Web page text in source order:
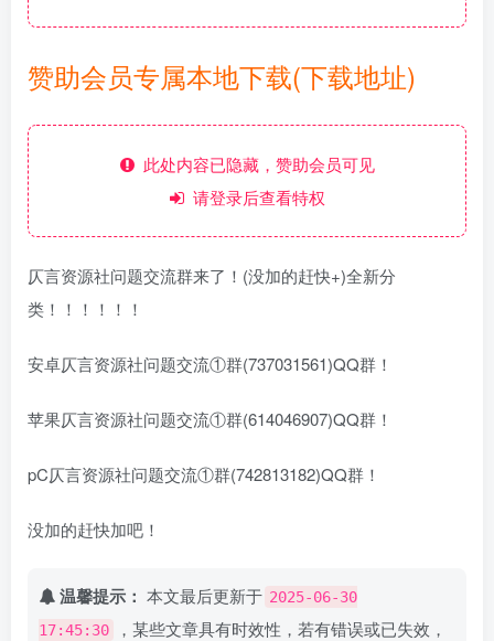
赞助会员专属本地下载(下载地址)
此处内容已隐藏，赞助会员可见
请登录后查看特权
仄言资源社问题交流群来了！(没加的赶快+)全新分
类！！！！！！
安卓仄言资源社问题交流①群(737031561)QQ群！
苹果仄言资源社问题交流①群(614046907)QQ群！
pC仄言资源社问题交流①群(742813182)QQ群！
没加的赶快加吧！
温馨提示： 本文最后更新于 2025-06-30
17:45:30
，某些文章具有时效性，若有错误或已失效，